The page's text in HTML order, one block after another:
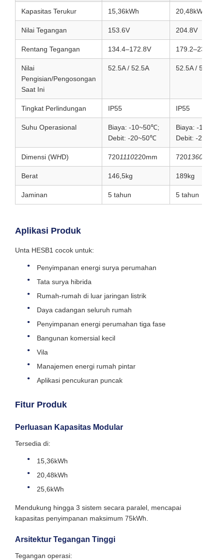
Kapasitas Terukur 15,36kWh 20,48kWh
Nilai Tegangan 153.6V 204.8V
Rentang Tegangan 134.4–172.8V
Nilai
Pengisian/Pengosongan
Saat Ini
52.5A / 52.5A 52.5A / 52.5A
Tingkat Perlindungan IP55 IP55
Suhu Operasional
Biaya: ‑10~50℃;
Debit: ‑20~50℃
Biaya:
Debit:
Dimensi (WHD) 7201110220mm 7201360
Berat 146,5kg 189kg
Jaminan 5 tahun 5 tahun
Aplikasi Produk
Unta HESB1 cocok untuk:
Penyimpanan energi surya perumahan
Tata surya hibrida
Rumah-rumah di luar jaringan listrik
Daya cadangan seluruh rumah
Penyimpanan energi perumahan tiga fase
Bangunan komersial kecil
Vila
Manajemen energi rumah pintar
Aplikasi pencukuran puncak
Fitur Produk
Perluasan Kapasitas Modular
Tersedia di:
15,36kWh
20,48kWh
25,6kWh
Mendukung hingga 3 sistem secara paralel, mencapai
kapasitas penyimpanan maksimum 75kWh.
Arsitektur Tegangan Tinggi
Tegangan operasi: